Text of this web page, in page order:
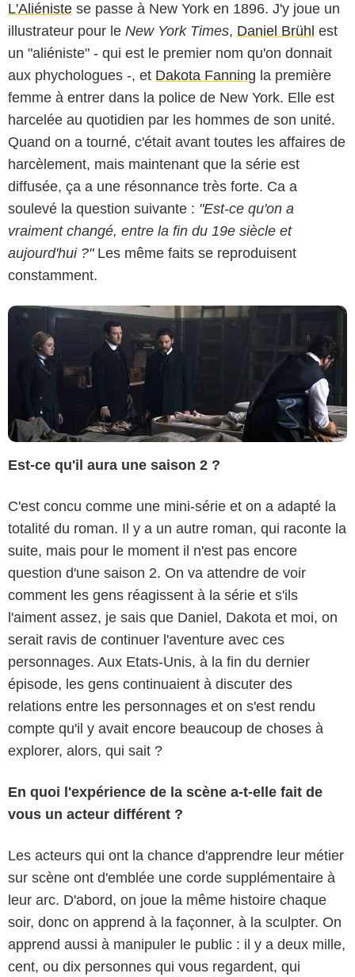
L'Aliéniste se passe à New York en 1896. J'y joue un
illustrateur pour le New York Times, Daniel Brühl est
un "aliéniste" - qui est le premier nom qu'on donnait
aux phychologues -, et Dakota Fanning la première
femme à entrer dans la police de New York. Elle est
harcelée au quotidien par les hommes de son unité.
Quand on a tourné, c'était avant toutes les affaires de
harcèlement, mais maintenant que la série est
diffusée, ça a une résonnance très forte. Ca a
soulevé la question suivante : "Est-ce qu'on a
vraiment changé, entre la fin du 19e siècle et
aujourd'hui ?"Les même faits se reproduisent
constamment.
Est-ce qu'il aura une saison 2 ?
C'est concu comme une mini-série et on a adapté la
totalité du roman. Il y a un autre roman, qui raconte la
suite, mais pour le moment il n'est pas encore
question d'une saison 2. On va attendre de voir
comment les gens réagissent à la série et s'ils
l'aiment assez, je sais que Daniel, Dakota et moi, on
serait ravis de continuer l'aventure avec ces
personnages. Aux Etats-Unis, à la fin du dernier
épisode, les gens continuaient à discuter des
relations entre les personnages et on s'est rendu
compte qu'il y avait encore beaucoup de choses à
explorer, alors, qui sait ?
En quoi l'expérience de la scène a-t-elle fait de
vous un acteur différent ?
Les acteurs qui ont la chance d'apprendre leur métier
sur scène ont d'emblée une corde supplémentaire à
leur arc. D'abord, on joue la même histoire chaque
soir, donc on apprend à la façonner, à la sculpter. On
apprend aussi à manipuler le public : il y a deux mille,
cent, ou dix personnes qui vous regardent, qui